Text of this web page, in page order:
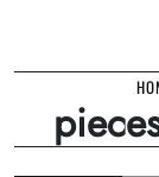
content